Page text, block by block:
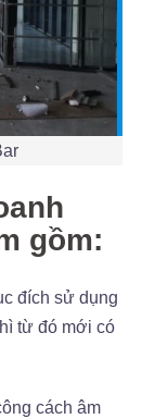
gồm:
đích sử dụng
từ đó mới có
cách âm